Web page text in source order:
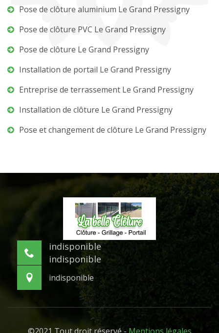
Pose de clôture aluminium Le Grand Pressigny
Pose de clôture PVC Le Grand Pressigny
Pose de clôture Le Grand Pressigny
Installation de portail Le Grand Pressigny
Entreprise de terrassement Le Grand Pressigny
Installation de clôture Le Grand Pressigny
Pose et changement de clôture Le Grand Pressigny
indisponible
indisponible
indisponible